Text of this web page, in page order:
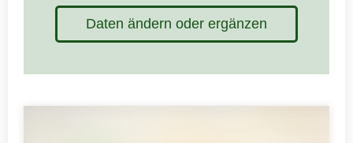
Daten ändern oder ergänzen